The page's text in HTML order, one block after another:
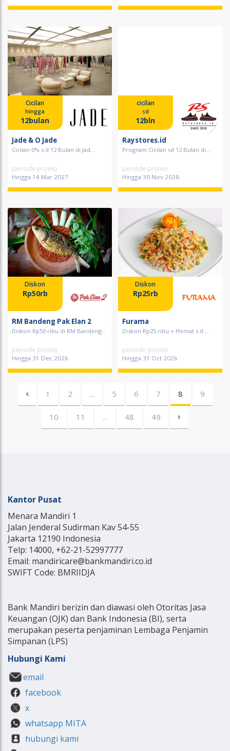
Cicilan
hingga
12bulan
Jade & O Jade
Cicilan 0% s.d 12 Bulan di Jad...
periode promo
Hingga 14 Mar 2027
cicilan
sd
12bln
Raystores.id
Program Cicilan sd 12 Bulan di...
periode promo
Hingga 30 Nov 2028
Diskon
Rp50rb
RM Bandeng Pak Elan 2
Diskon Rp50 ribu di RM Bandeng...
periode promo
Hingga 31 Dec 2026
Diskon
Rp25rb
Furama
Diskon Rp25 ribu + Hemat s.d....
periode promo
Hingga 31 Oct 2026
1 2 ... 5 6 7 8 9
10 11 ... 48 49
Kantor Pusat
Menara Mandiri 1
Jalan Jenderal Sudirman Kav 54-55
Jakarta 12190 Indonesia
Telp: 14000, +62-21-52997777
Email: mandiricare@bankmandiri.co.id
SWIFT Code: BMRIIDJA
Bank Mandiri berizin dan diawasi oleh Otoritas Jasa
Keuangan (OJK) dan Bank Indonesia (BI), serta
merupakan peserta penjaminan Lembaga Penjamin
Simpanan (LPS)
Hubungi Kami
email
facebook
x
whatsapp MITA
hubungi kami